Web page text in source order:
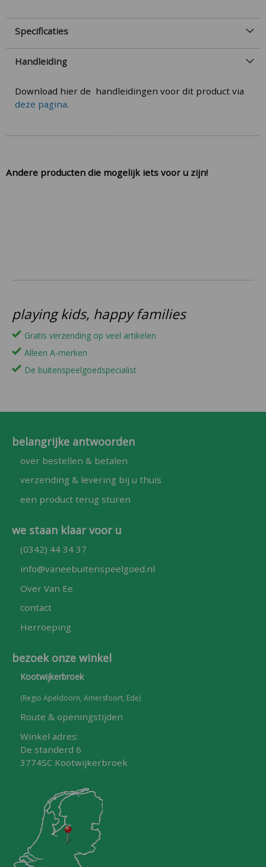
Specificaties
Handleiding
Download hier de handleidingen voor dit product via
deze pagina.
Andere producten die mogelijk iets voor u zijn!
playing kids, happy families
Gratis verzending op veel artikelen
Alleen A-merken
De buitenspeelgoedspecialist
belangrijke antwoorden
over bestellen & betalen
verzending & levering bij u thuis
een product terug sturen
we staan klaar voor u
(0342) 44 34 37
info@vaneebuitenspeelgoed.nl
Over Van Ee
contact
Herroeping
bezoek onze winkel
Kootwijkerbroek
(Regio Apeldoorn, Amersfoort, Ede)
Route & openingstijden
Winkel adres:
De standerd 6
3774SC Kootwijkerbroek